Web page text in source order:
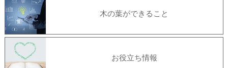
木の葉ができること
お役立ち情報